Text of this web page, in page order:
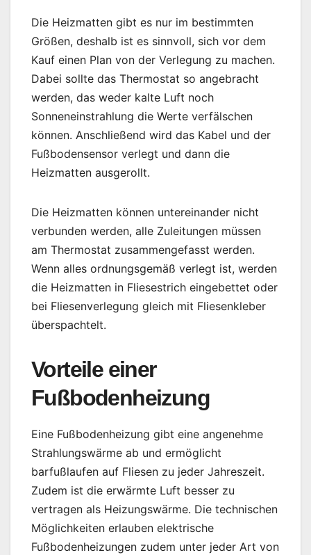
Die Heizmatten gibt es nur im bestimmten
Größen, deshalb ist es sinnvoll, sich vor dem
Kauf einen Plan von der Verlegung zu machen.
Dabei sollte das Thermostat so angebracht
werden, das weder kalte Luft noch
Sonneneinstrahlung die Werte verfälschen
können. Anschließend wird das Kabel und der
Fußbodensensor verlegt und dann die
Heizmatten ausgerollt.
Die Heizmatten können untereinander nicht
verbunden werden, alle Zuleitungen müssen
am Thermostat zusammengefasst werden.
Wenn alles ordnungsgemäß verlegt ist, werden
die Heizmatten in Fliesestrich eingebettet oder
bei Fliesenverlegung gleich mit Fliesenkleber
überspachtelt.
Vorteile einer
Fußbodenheizung
Eine Fußbodenheizung gibt eine angenehme
Strahlungswärme ab und ermöglicht
barfußlaufen auf Fliesen zu jeder Jahreszeit.
Zudem ist die erwärmte Luft besser zu
vertragen als Heizungswärme. Die technischen
Möglichkeiten erlauben elektrische
Fußbodenheizungen zudem unter jeder Art von